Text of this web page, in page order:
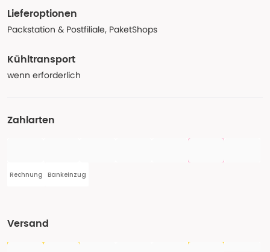
Lieferoptionen
Packstation & Postfiliale, PaketShops
Kühltransport
wenn erforderlich
Zahlarten
Rechnung Bankeinzug
Versand